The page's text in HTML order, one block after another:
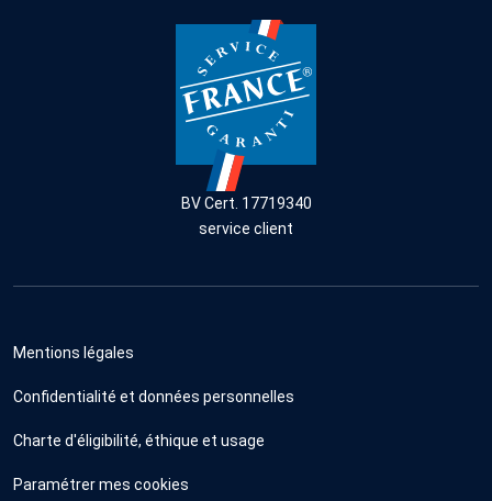
BV Cert. 17719340
service client
Mentions légales
Confidentialité et données personnelles
Charte d'éligibilité, éthique et usage
Paramétrer mes cookies